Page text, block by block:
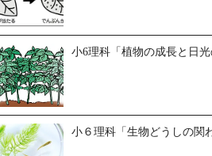
小6理科「植物の成長と日
小６理科「生物どうしの関